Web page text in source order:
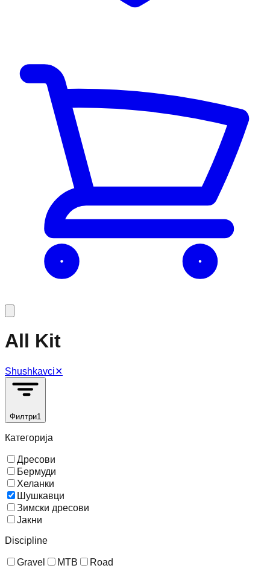
All Kit
Shushkavci✕
Филтри1
Категорија
Дресови
Бермуди
Хеланки
Шушкавци
Зимски дресови
Јакни
Discipline
Gravel MTB Road